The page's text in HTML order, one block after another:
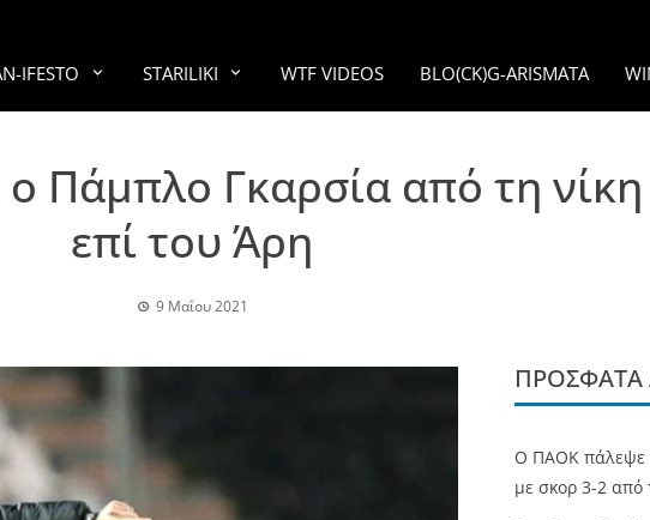
IFESTO STARILIKI WTF VIDEOS BLO(CK)G-ARISMATA
ο Πάμπλο Γκαρσία από τη
επί του Άρη
9 Μαΐου 2021
ΠΡΌΣΦΑΤΑ
Ο ΠΑΟΚ πάλεψε
με σκορ 3-2